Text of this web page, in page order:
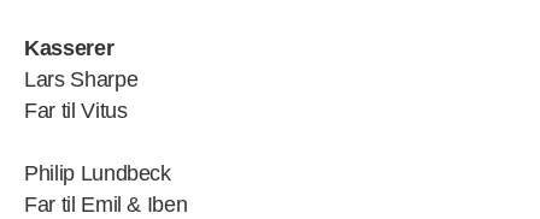
Kasserer
Lars Sharpe
Far til Vitus
Philip Lundbeck
Far til Emil & Iben